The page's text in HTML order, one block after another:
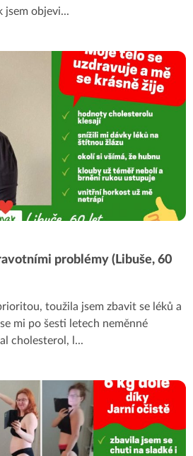
jsem objevi...
problémy (Libuše, 60
toužila jsem zbavit se léků a
mi po šesti letech neměnné
cholesterol, l ...